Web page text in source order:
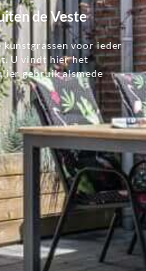
de Veste
kunstgrassen voor ieder
U vindt hier het
gebruik alsmede